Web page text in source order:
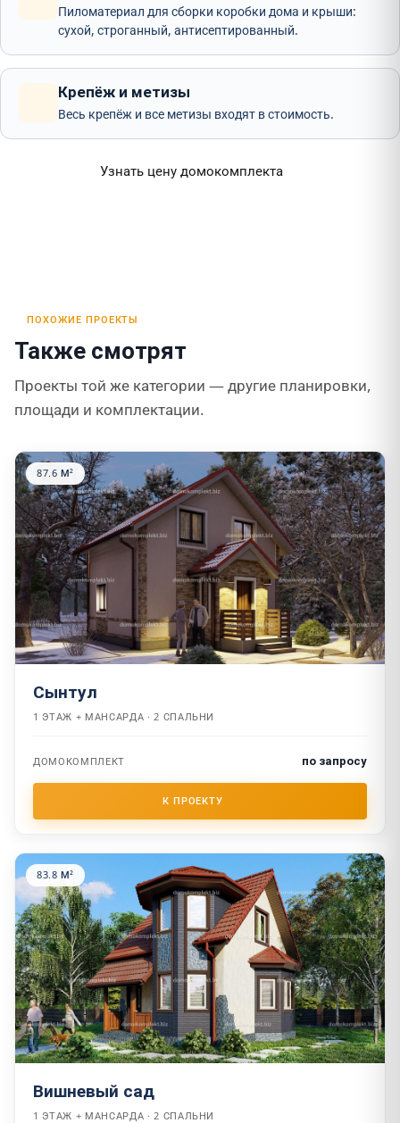
Пиломатериал для сборки коробки дома и крыши:
сухой, строганный, антисептированный.
Крепёж и метизы
Весь крепёж и все метизы входят в стоимость.
Узнать цену домокомплекта
ПОХОЖИЕ ПРОЕКТЫ
Также смотрят
Проекты той же категории — другие планировки,
площади и комплектации.
87.6 М²
Сынтул
1 ЭТАЖ + МАНСАРДА · 2 СПАЛЬНИ
ДОМОКОМПЛЕКТ по запросу
83.8 М²
Вишневый сад
1 ЭТАЖ + МАНСАРДА · 2 СПАЛЬНИ